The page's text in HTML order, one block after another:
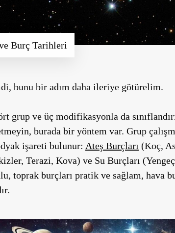
Burç Tarihleri
bunu bir adım daha ileriye götürelim.
grup ve üç modifikasyonla da
burada bir yöntem var. Grup
işareti bulunur: Ateş Burçları (Koç,
Terazi, Kova) ve Su Burçları
toprak burçları pratik ve sağlam, hava